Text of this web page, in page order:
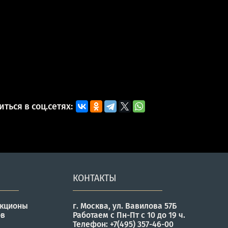
в соц.сетях:
КОНТАКТЫ
г. Москва, ул. Вавилова 57Б
Работаем с Пн-Пт с 10 до 19 ч.
Телефон: +7(495) 357-46-00